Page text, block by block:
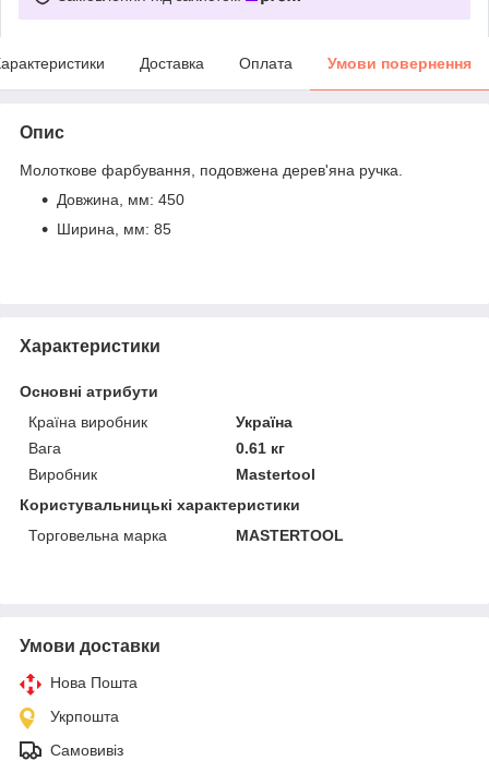
Доставка Оплата Умови повернення
Опис
Молоткове фарбування, подовжена дерев'яна ручка.
Довжина, мм: 450
Ширина, мм: 85
Характеристики
Основні атрибути
Країна виробник
Україна
Вага
0.61 кг
Виробник
Mastertool
Користувальницькі характеристики
Торговельна марка
MASTERTOOL
Умови доставки
Нова Пошта
Укрпошта
Самовивіз